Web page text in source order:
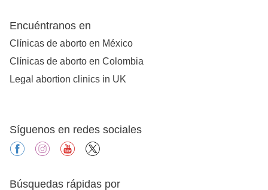
Encuéntranos en
Clínicas de aborto en México
Clínicas de aborto en Colombia
Legal abortion clinics in UK
Síguenos en redes sociales
facebookinstagramyoutube
Búsquedas rápidas por